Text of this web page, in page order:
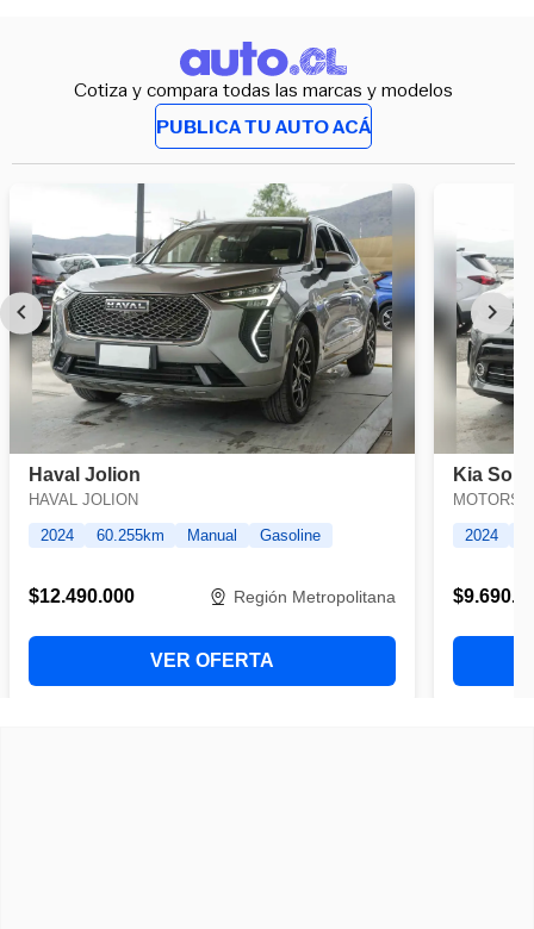
Cotiza y compara todas las marcas y modelos
PUBLICA TU AUTO ACÁ